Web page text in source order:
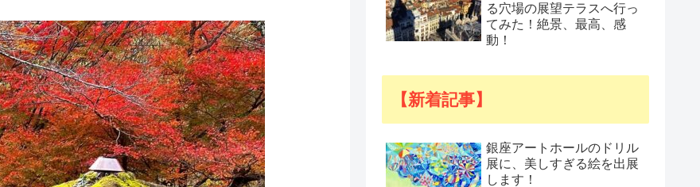
る穴場の展望テラスへ行っ
てみた！絶景、最高、感
動！
【新着記事】
銀座アートホールのドリル
展に、美しすぎる絵を出展
します！